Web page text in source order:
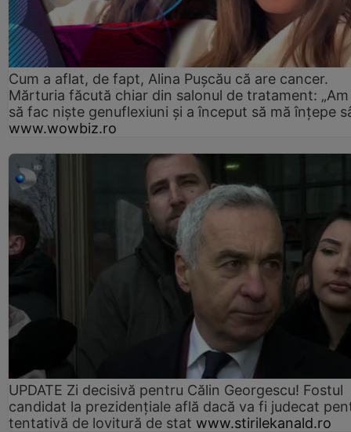
Cum a aflat, de fapt, Alina Pușcău că are cancer.
Mărturia făcută chiar din salonul de tratament:
să fac niște genuflexiuni și a început să mă înțepe
www.wowbiz.ro
UPDATE Zi decisivă pentru Călin Georgescu! Fostul
candidat la prezidențiale află dacă va fi judecat
tentativă de lovitură de stat www.stirilekanald.ro